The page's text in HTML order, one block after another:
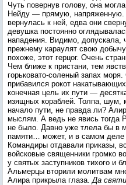
Чуть повернув голову, она
Нейду — прямую, напряженную.
вернулась к ней, едва они
девушка постоянно
нападения. Видимо, допускала,
прежнему караулят свою
похоже, этот герцог. Очень
Чем ближе к пристани, тем
горьковато-соленый запах
прибавился рокот
конечная цель их пути —
изящных кораблей. Толпа, шум,
начало пути, не правда ли?
мыслям. А ведь не явись тогда
не было. Давно уже тлела бы в
памяти… может, и в самом деле
Командиры отдавали приказы,
войсковые священники громко
у святых заступников тихого и
Альмерцы вторили молитвам
Алира прикрыла глаза.Да